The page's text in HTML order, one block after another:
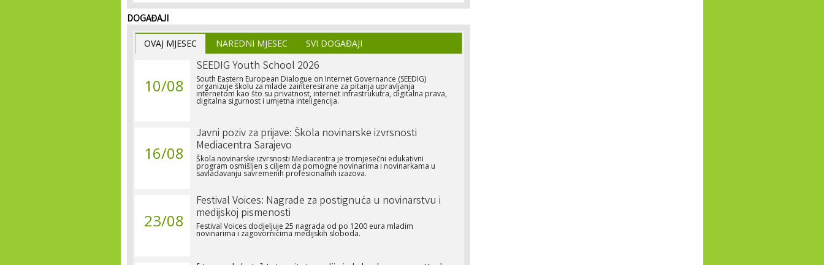
DOGAĐAJI
OVAJ MJESEC NAREDNI MJESEC SVI DOGAĐAJI
10/08
SEEDIG Youth School 2026
South Eastern European Dialogue on Internet Governance (SEEDIG)
organizuje školu za mlade zainteresirane za pitanja upravljanja
internetom kao što su privatnost, internet infrastrukutra, digitalna prava,
digitalna sigurnost i umjetna inteligencija.
16/08
Javni poziv za prijave: Škola novinarske izvrsnosti
Mediacentra Sarajevo
Škola novinarske izvrsnosti Mediacentra je tromjesečni edukativni
program osmišljen s ciljem da pomogne novinarima i novinarkama u
savladavanju savremenih profesionalnih izazova.
23/08
Festival Voices: Nagrade za postignuća u novinarstvu i
medijskoj pismenosti
Festival Voices dodjeljuje 25 nagrada od po 1200 eura mladim
novinarima i zagovornicima medijskih sloboda.